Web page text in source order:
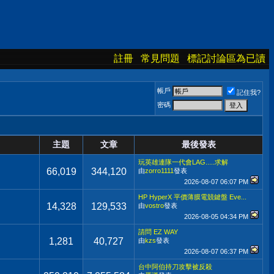
註冊 常見問題 標記討論區為已讀
帳戶
記住我?
密碼
主題 文章 最後發表
66,019 344,120
玩英雄連隊一代會LAG.....求解
由zorro1111發表
2026-08-07 06:07 PM
14,328 129,533
HP HyperX 平價薄膜電競鍵盤 Eve...
由vostro發表
2026-08-05 04:34 PM
1,281 40,727
請問 EZ WAY
由kzs發表
2026-08-07 06:37 PM
台中阿伯持刀攻擊被反殺